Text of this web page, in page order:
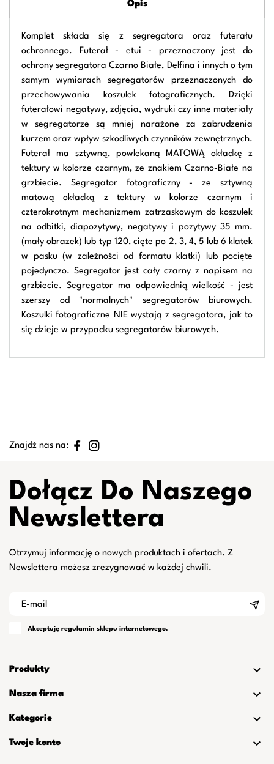
Opis
Komplet składa się z segregatora oraz futerału
ochronnego. Futerał - etui - przeznaczony jest do
ochrony segregatora Czarno Białe, Delfina i innych o tym
samym wymiarach segregatorów przeznaczonych do
przechowywania koszulek fotograficznych. Dzięki
futerałowi negatywy, zdjęcia, wydruki czy inne materiały
w segregatorze są mniej narażone za zabrudzenia
kurzem oraz wpływ szkodliwych czynników zewnętrznych.
Futerał ma sztywną, powlekaną MATOWĄ okładkę z
tektury w kolorze czarnym, ze znakiem Czarno-Białe na
grzbiecie. Segregator fotograficzny - ze sztywną
matową okładką z tektury w kolorze czarnym i
czterokrotnym mechanizmem zatrzaskowym do koszulek
na odbitki, diapozytywy, negatywy i pozytywy 35 mm.
(mały obrazek) lub typ 120, cięte po 2, 3, 4, 5 lub 6 klatek
w pasku (w zależności od formatu klatki) lub pocięte
pojedynczo. Segregator jest cały czarny z napisem na
grzbiecie. Segregator ma odpowiednią wielkość - jest
szerszy od "normalnych" segregatorów biurowych.
Koszulki fotograficzne NIE wystają z segregatora, jak to
się dzieje w przypadku segregatorów biurowych.
Znajdź nas na:
Dołącz Do Naszego
Newslettera
Otrzymuj informację o nowych produktach i ofertach. Z
Newslettera możesz zrezygnować w każdej chwili.
Akceptuję regulamin sklepu internetowego.
Produkty 
Nasza firma 
Kategorie 
Twoje konto 